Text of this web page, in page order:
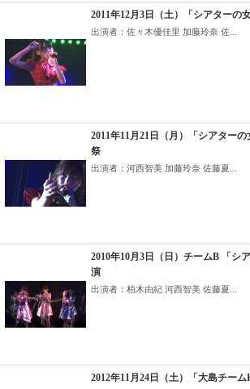
2011年12月3日（土）「シアターの
出演者：佐々木優佳里 加藤玲奈 佐...
2011年11月21日（月）「シアター
祭
出演者：河西智美 加藤玲奈 佐藤夏...
2010年10月3日（日）チームB 「シ
演
出演者：柏木由紀 河西智美 佐藤夏...
2012年11月24日（土）「大島チー